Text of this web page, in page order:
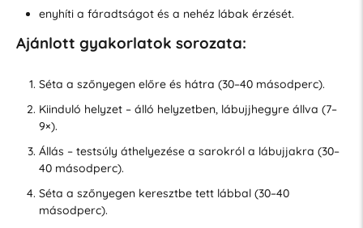
enyhíti a fáradtságot és a nehéz lábak érzését.
Ajánlott gyakorlatok sorozata:
Séta a szőnyegen előre és hátra (30–40 másodperc).
Kiinduló helyzet – álló helyzetben, lábujjhegyre állva (7–
9×).
Állás – testsúly áthelyezése a sarokról a lábujjakra (30–
40 másodperc).
Séta a szőnyegen keresztbe tett lábbal (30–40
másodperc).